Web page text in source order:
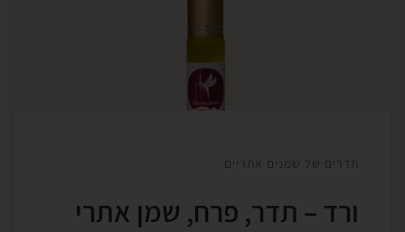
קסם וריפוי! מלכים ומלכות משתמשים בו כבושם יקר
ערך, רופאים עתיקים […]
תדרים של שמנים אתריים
ורד – תדר, פרח, שמן אתרי